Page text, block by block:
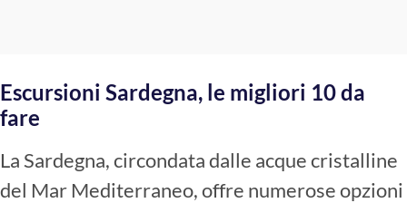
Escursioni Sardegna, le migliori 10 da
fare
La Sardegna, circondata dalle acque cristalline
del Mar Mediterraneo, offre numerose opzioni